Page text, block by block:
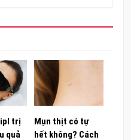
ipl trị
quả
Mụn thịt có tự
hết không? Cách